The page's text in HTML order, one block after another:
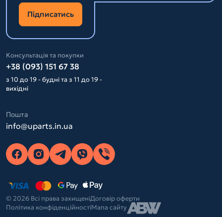
Підписатись
Консультація та покупки
+38 (093) 151 67 38
з 10 до 19 - будні та з 11 до 19 -
вихідні
Пошта
info@uparts.in.ua
© 2026 Всі права захищеніДоговір оферти
Політика конфіденційностіМапа сайту